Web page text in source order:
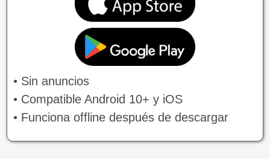
• Sin anuncios
• Compatible Android 10+ y iOS
• Funciona offline después de descargar